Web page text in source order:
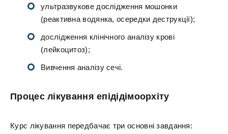
ультразвукове дослідження мошонки
(реактивна водянка, осередки деструкції);
дослідження клінічного аналізу крові
(лейкоцитоз);
Вивчення аналізу сечі.
Процес лікування епідідімоорхіту
Курс лікування передбачає три основні завдання: